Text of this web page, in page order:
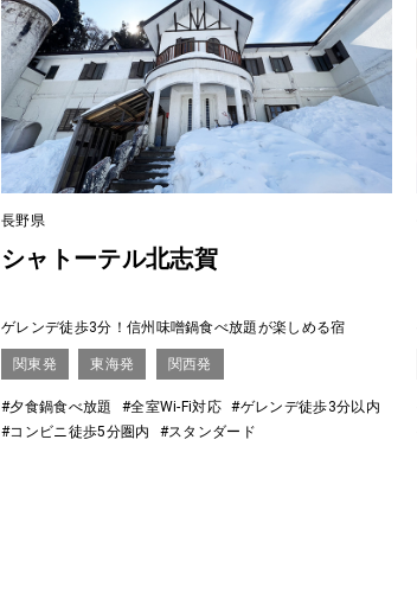
長野県
シャトーテル北志賀
ゲレンデ徒歩3分！信州味噌鍋食べ放題が楽しめる宿
関東発 東海発 関西発
#夕食鍋食べ放題 #全室Wi-Fi対応
#ゲレンデ徒歩3分以内
#コンビニ徒歩5分圏内
#スタンダード